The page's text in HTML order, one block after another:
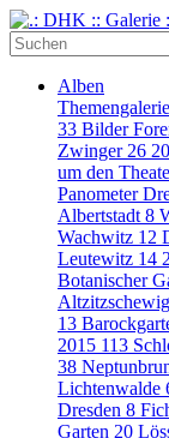
Alben
Themengalerie
33 Bilder
Zwinger 26
um den
Panometer
Albertstadt 8
Wachwitz 12
Leutewitz 14
Botanischer
Altzitzschewig
13
2015 113
38
Lichtenwalde
Dresden 8
Garten 20